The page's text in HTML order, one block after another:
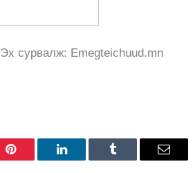
Эх сурвалж: Emegteichuud.mn
Pinterest LinkedIn Tumblr Имэйл